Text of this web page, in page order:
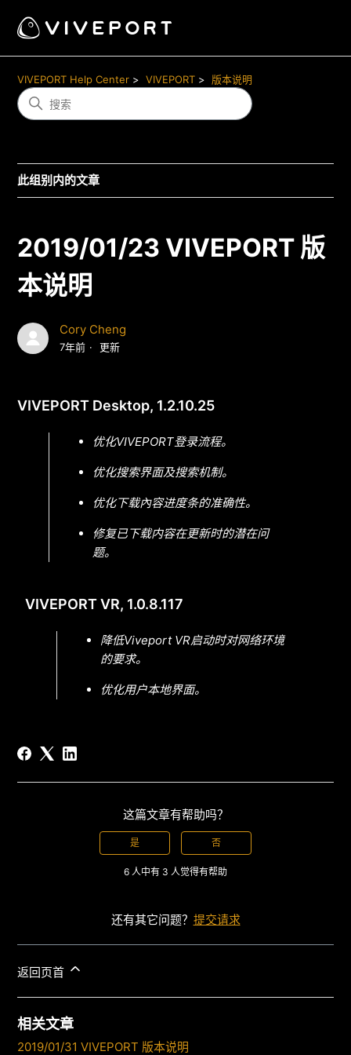
VIVEPORT Help Center VIVEPORT 版本说明
此组别内的文章
2019/01/23 VIVEPORT 版
本说明
Cory Cheng
7年前 更新
VIVEPORT Desktop, 1.2.10.25
优化VIVEPORT登录流程。
优化搜索界面及搜索机制。
优化下载內容进度条的准确性。
修复已下载内容在更新时的潜在问
题。
VIVEPORT VR, 1.0.8.117
降低Viveport VR启动时对网络环境
的要求。
优化用户本地界面。
这篇文章有帮助吗？
是 否
6 人中有 3 人觉得有帮助
还有其它问题？ 提交请求
返回页首
相关文章
2019/01/31 VIVEPORT 版本说明